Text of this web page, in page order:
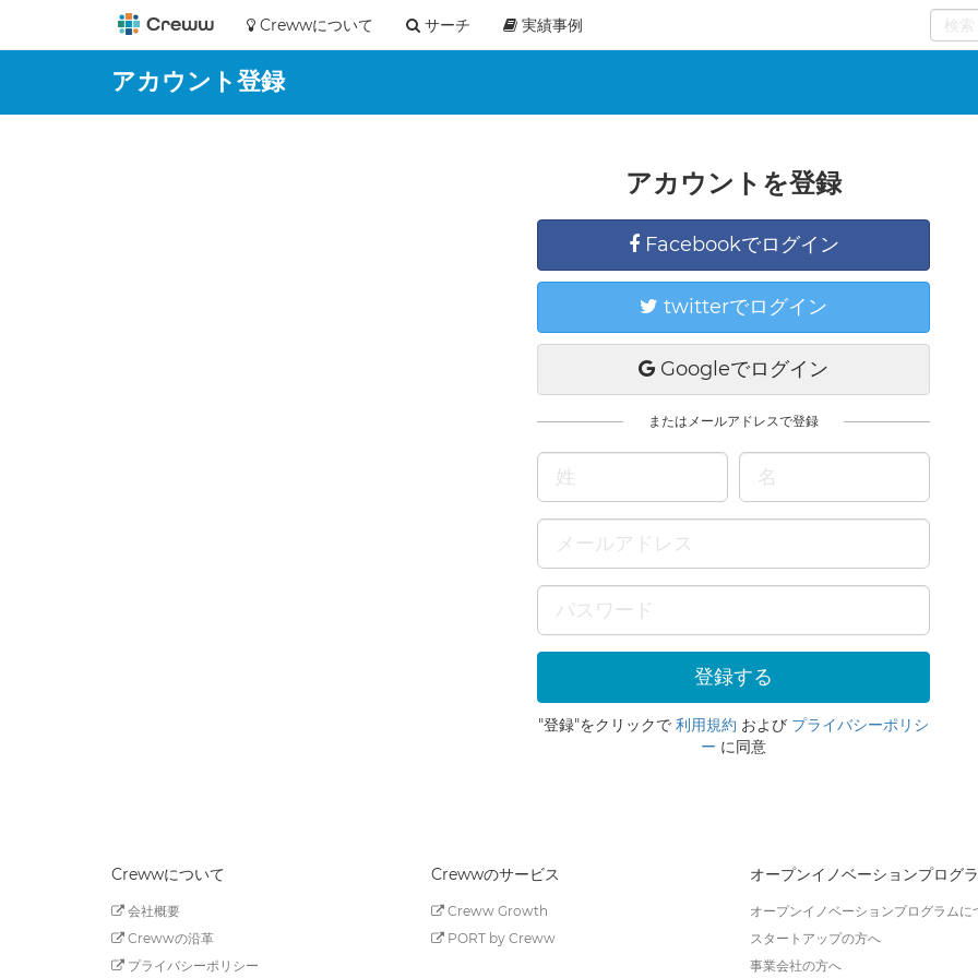
Crewwについて サーチ 実績事例
0
アカウント登録
アカウントを登録
Facebookでログイン
twitterでログイン
Googleでログイン
またはメールアドレスで登録
"登録"をクリックで 利用規約 および プライバシーポリシ
ー に同意
Crewwについて
会社概要
Crewwの沿革
プライバシーポリシー
Crewwのサービス
Creww Growth
PORT by Creww
オープンイノベーションプログ
オープンイノベーションプログラムに
スタートアップの方へ
事業会社の方へ